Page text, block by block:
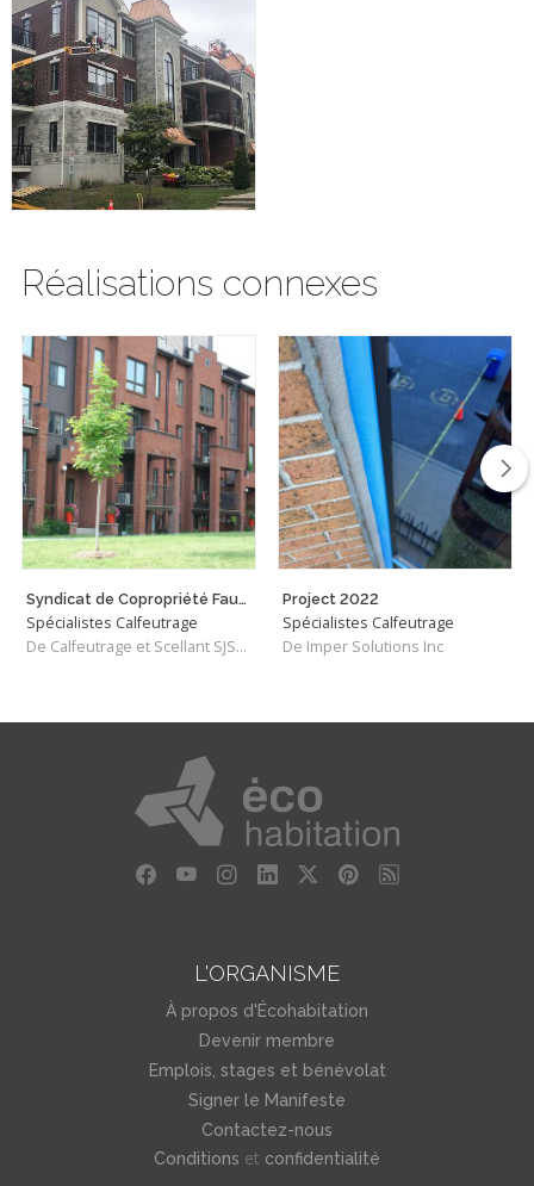
Réalisations connexes
Syndicat de Copropriété Faubourg Quatre Saisons
Spécialistes Calfeutrage
De Calfeutrage et Scellant SJSM Inc.
Project 2022
Spécialistes Calfeutrage
De Imper Solutions Inc
L'ORGANISME
À propos d'Écohabitation
Devenir membre
Emplois, stages et bénévolat
Signer le Manifeste
Contactez-nous
Conditions et confidentialité